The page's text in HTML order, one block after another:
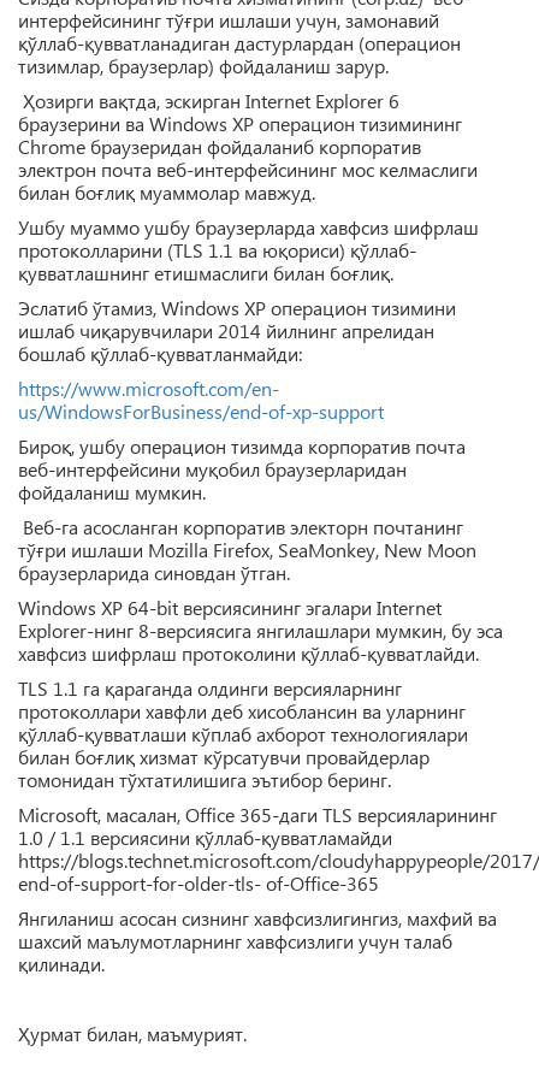
интерфейсининг тўғри ишлаши учун, замонавий
қўллаб-қувватланадиган дастурлардан (операцион
тизимлар, браузерлар) фойдаланиш зарур.
Ҳозирги вақтда, эскирган Internet Explorer 6
браузерини ва Windows XP операцион тизимининг
Chrome браузеридан фойдаланиб корпоратив
электрон почта веб-интерфейсининг мос келмаслиги
билан боғлиқ муаммолар мавжуд.
Ушбу муаммо ушбу браузерларда хавфсиз шифрлаш
протоколларини (TLS 1.1 ва юқориси) қўллаб-
қувватлашнинг етишмаслиги билан боғлиқ.
Эслатиб ўтамиз, Windows XP операцион тизимини
ишлаб чиқарувчилари 2014 йилнинг апрелидан
бошлаб қўллаб-қувватланмайди:
https://www.microsoft.com/en-
us/WindowsForBusiness/end-of-xp-support
Бироқ, ушбу операцион тизимда корпоратив почта
веб-интерфейсини муқобил браузерларидан
фойдаланиш мумкин.
Веб-га асосланган корпоратив электорн почтанинг
тўғри ишлаши Mozilla Firefox, SeaMonkey, New Moon
браузерларида синовдан ўтган.
Windows XP 64-bit версиясининг эгалари Internet
Explorer-нинг 8-версиясига янгилашлари мумкин, бу эса
хавфсиз шифрлаш протоколини қўллаб-қувватлайди.
TLS 1.1 га қараганда олдинги версияларнинг
протоколлари хавфли деб хисоблансин ва уларнинг
қўллаб-қувватлаши кўплаб ахборот технологиялари
билан боғлиқ хизмат кўрсатувчи провайдерлар
томонидан тўхтатилишига эътибор беринг.
Microsoft, масалан, Office 365-даги TLS версияларининг
1.0 / 1.1 версиясини қўллаб-қувватламайди
https://blogs.technet.microsoft.com/cloudyhappypeople/
end-of-support-for-older-tls- of-Office-365
Янгиланиш асосан сизнинг хавфсизлигингиз, махфий ва
шахсий маълумотларнинг хавфсизлиги учун талаб
қилинади.
Ҳурмат билан, маъмурият.